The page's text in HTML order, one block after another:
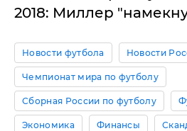
2018: Миллер
Новости футбола Новости
Чемпионат мира по футболу
Сборная России по футболу
Экономика Финансы